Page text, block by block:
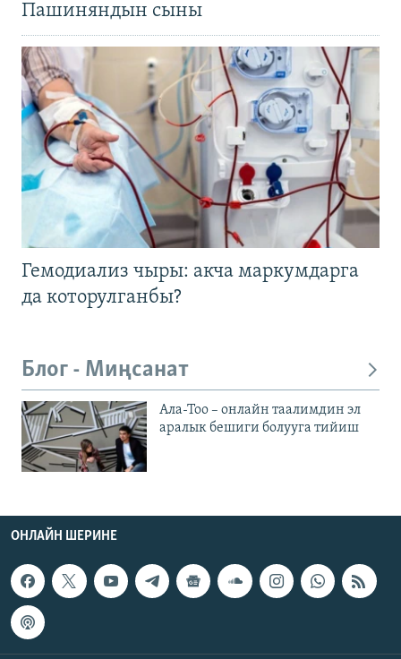
Пашиняндын сыны
Гемодиализ чыры: акча маркумдарга
да которулганбы?
Блог - Миңсанат
Ала-Тоо – онлайн таалимдин эл
аралык бешиги болууга тийиш
ОНЛАЙН ШЕРИНЕ